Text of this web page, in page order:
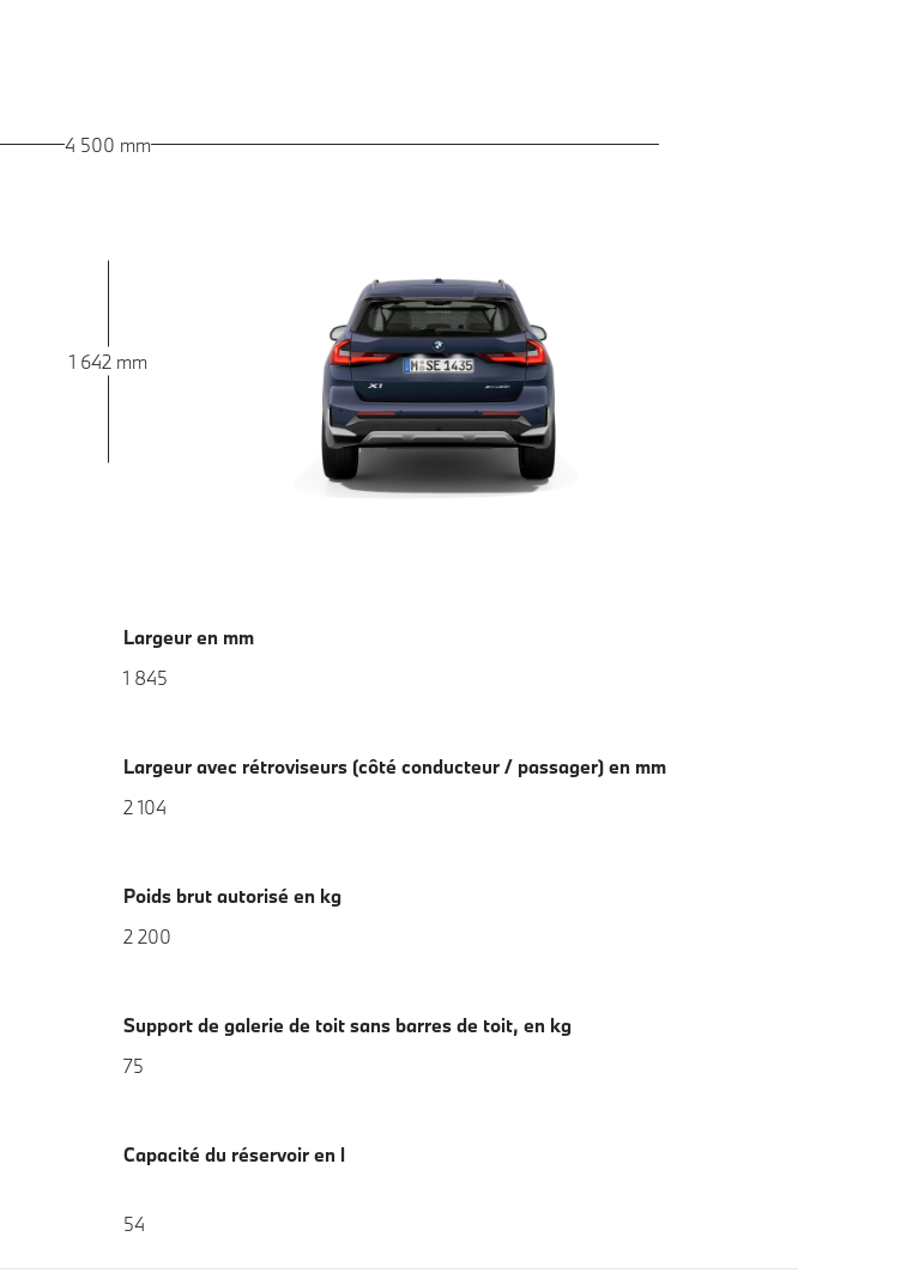
4 500 mm
1 642 mm
Largeur en mm
1 845
Largeur avec rétroviseurs (côté conducteur / passager) en mm
2 104
Poids brut autorisé en kg
2 200
Support de galerie de toit sans barres de toit, en kg
75
Capacité du réservoir en l
54